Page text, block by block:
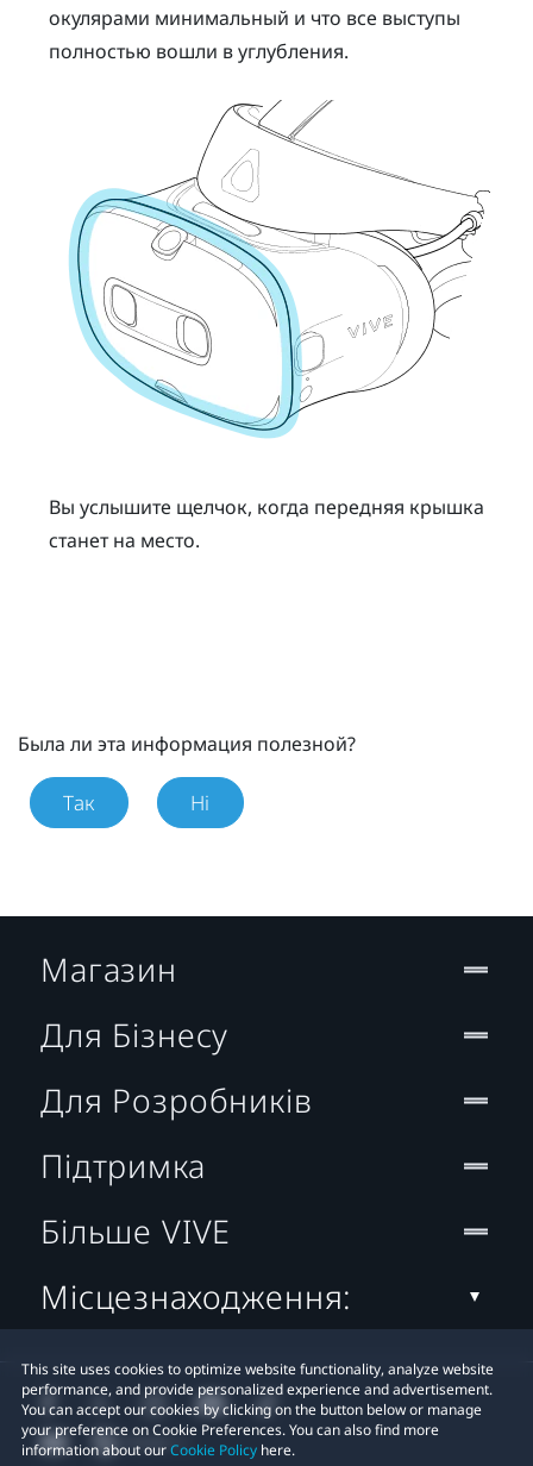
окулярами минимальный и что все выступы
полностью вошли в углубления.
Вы услышите щелчок, когда передняя крышка
станет на место.
Была ли эта информация полезной?
Так Ні
This site uses cookies to optimize website functionality, analyze website
performance, and provide personalized experience and advertisement.
You can accept our cookies by clicking on the button below or manage
your preference on Cookie Preferences. You can also find more
information about ourCookie Policy here.
Магазин
Для Бізнесу
Для Розробників
Підтримка
Більше VIVE
Місцезнаходження: